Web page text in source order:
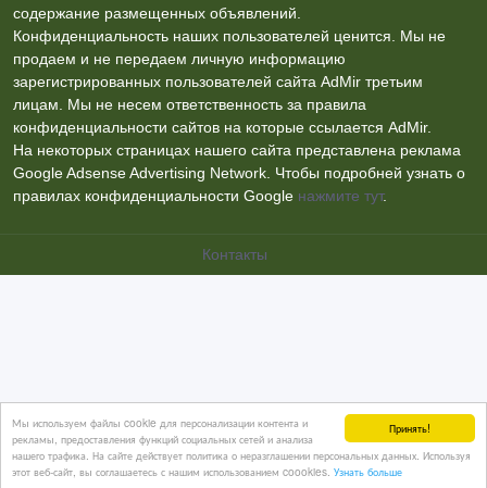
Принять!
Мы используем файлы cookie для персонализации контента и
рекламы, предоставления функций социальных сетей и анализа
нашего трафика. На сайте действует политика о неразглашении персональных данных. Используя
этот веб-сайт, вы соглашаетесь с нашим использованием coookies. Узнать больше
содержание размещенных объявлений.
Конфиденциальность наших пользователей ценится. Мы не
продаем и не передаем личную информацию
зарегистрированных пользователей сайта AdMir третьим
лицам. Мы не несем ответственность за правила
конфиденциальности сайтов на которые ссылается AdMir.
На некоторых страницах нашего сайта представлена реклама
Google Adsense Advertising Network. Чтобы подробней узнать о
правилах конфиденциальности Google нажмите тут.
Контакты